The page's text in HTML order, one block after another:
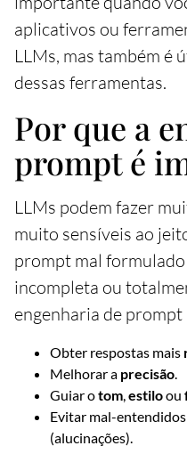
aplicativos ou
LLMs, mas também é
dessas ferramentas.
Por que a
prompt é
LLMs podem fazer
muito sensíveis ao
prompt mal
incompleta ou
engenharia de prompt
Obter respostas mais
Melhorar a precisão.
Guiar otom,estiloou
Evitar mal-
(alucinações).